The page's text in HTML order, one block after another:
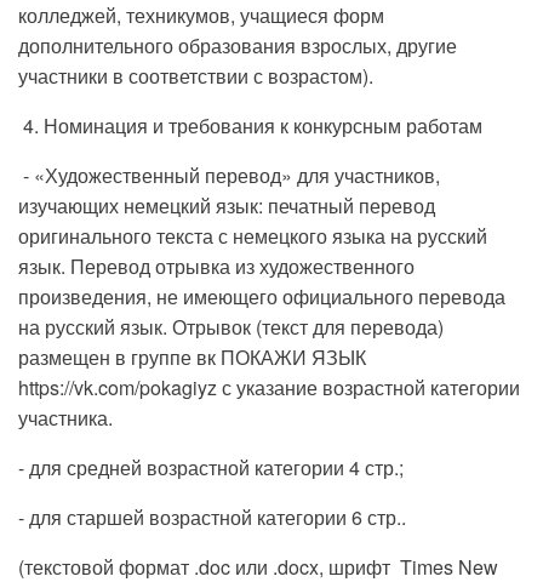
колледжей, техникумов, учащиеся форм
дополнительного образования взрослых, другие
участники в соответствии с возрастом).
4. Номинация и требования к конкурсным работам
- «Художественный перевод» для участников,
изучающих немецкий язык: печатный перевод
оригинального текста с немецкого языка на русский
язык. Перевод отрывка из художественного
произведения, не имеющего официального перевода
на русский язык. Отрывок (текст для перевода)
размещен в группе вк ПОКАЖИ ЯЗЫК
https://vk.com/pokagiyz с указание возрастной категории
участника.
- для средней возрастной категории 4 стр.;
- для старшей возрастной категории 6 стр..
(текстовой формат .doc или .docx, шрифт Times New